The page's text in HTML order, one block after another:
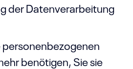
der Datenverarbeitung
personenbezogenen
benötigen, Sie sie